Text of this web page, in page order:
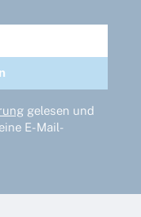
gelesen und
E-Mail-